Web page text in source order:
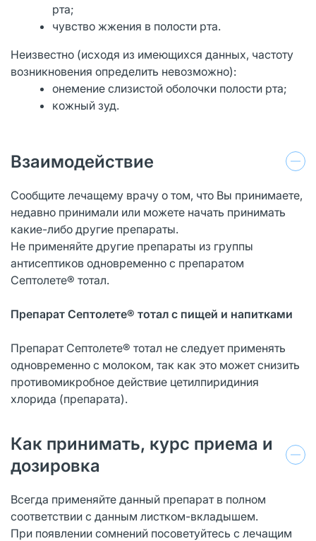
рта;
чувство жжения в полости рта.
Неизвестно (исходя из имеющихся данных, частоту
возникновения определить невозможно):
онемение слизистой оболочки полости рта;
кожный зуд.
Взаимодействие
Сообщите лечащему врачу о том, что Вы принимаете,
недавно принимали или можете начать принимать
какие-либо другие препараты.
Не применяйте другие препараты из группы
антисептиков одновременно с препаратом
Септолете® тотал.
Препарат Септолете® тотал с пищей и напитками
Препарат Септолете® тотал не следует применять
одновременно с молоком, так как это может снизить
противомикробное действие цетилпиридиния
хлорида (препарата).
Как принимать, курс приема и
дозировка
Всегда применяйте данный препарат в полном
соответствии с данным листком-вкладышем.
При появлении сомнений посоветуйтесь с лечащим